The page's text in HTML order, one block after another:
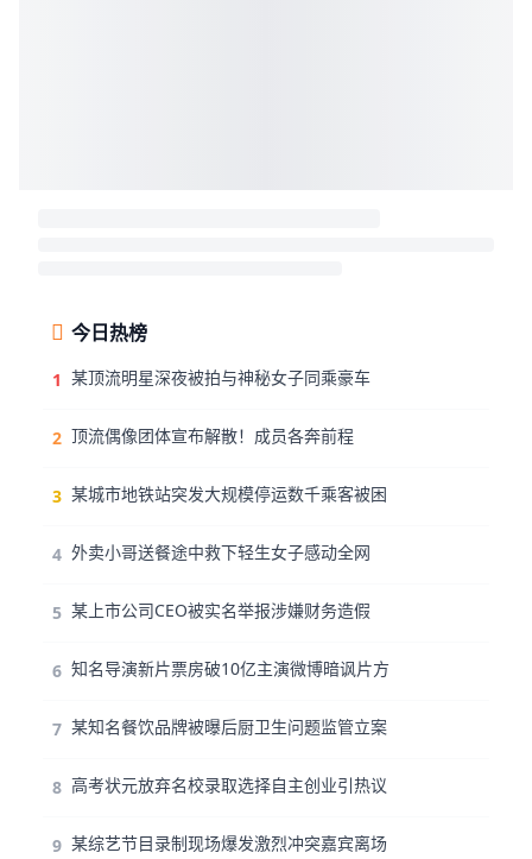
今日热榜
1 某顶流明星深夜被拍与神秘女子同乘豪车
2 顶流偶像团体宣布解散！成员各奔前程
3 某城市地铁站突发大规模停运数千乘客被困
4 外卖小哥送餐途中救下轻生女子感动全网
5 某上市公司CEO被实名举报涉嫌财务造假
6 知名导演新片票房破10亿主演微博暗讽片方
7 某知名餐饮品牌被曝后厨卫生问题监管立案
8 高考状元放弃名校录取选择自主创业引热议
9 某综艺节目录制现场爆发激烈冲突嘉宾离场